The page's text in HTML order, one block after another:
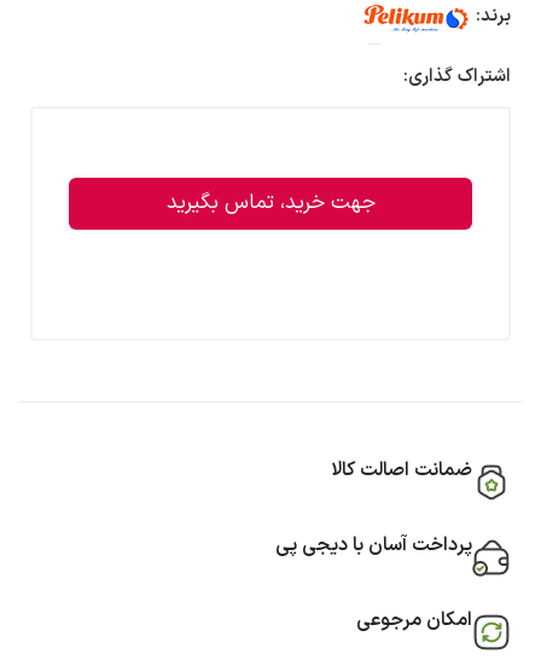
برند:
اشتراک گذاری:
جهت خرید، تماس بگیرید
ضمانت اصالت کالا
پرداخت آسان با دیجی پی
امکان مرجوعی